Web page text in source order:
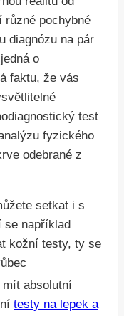
různé pochybné
diagnózu na pár
o
faktu, že vás
test
fyzického
odebrané z
setkat i s
se například
kožní testy, ty se
mít absolutní
testy na lepek a